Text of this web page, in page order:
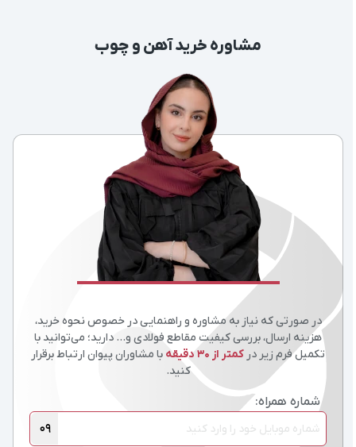
مشاوره خرید آهن و چوب
در صورتی که نیاز به مشاوره و راهنمایی در خصوص نحوه خرید،
هزینه ارسال، بررسی کیفیت مقاطع فولادی و… دارید؛ می‌توانید با
تکمیل فرم زیر در کمتر از 30 دقیقه
با مشاوران پیوان ارتباط برقرار
کنید.
شماره همراه:
09